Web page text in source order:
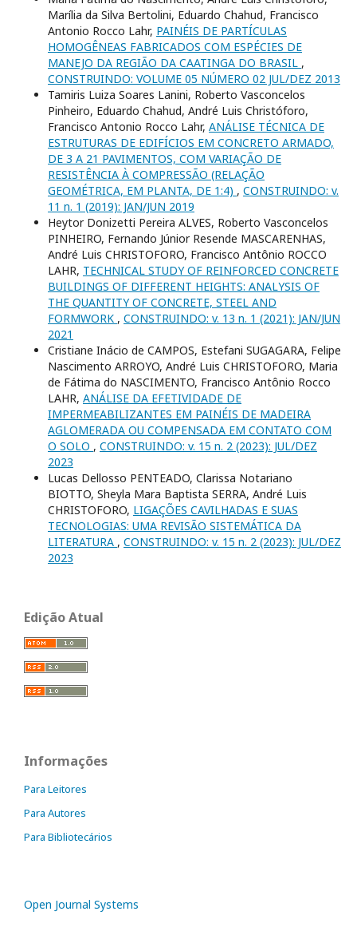
Marília da Silva Bertolini, Eduardo Chahud, Francisco
Antonio Rocco Lahr, PAINÉIS DE PARTÍCULAS
HOMOGÊNEAS FABRICADOS COM ESPÉCIES DE
MANEJO DA REGIÃO DA CAATINGA DO BRASIL ,
CONSTRUINDO: VOLUME 05 NÚMERO 02 JUL/DEZ 2013
Tamiris Luiza Soares Lanini, Roberto Vasconcelos
Pinheiro, Eduardo Chahud, André Luis Christóforo,
Francisco Antonio Rocco Lahr, ANÁLISE TÉCNICA DE
ESTRUTURAS DE EDIFÍCIOS EM CONCRETO ARMADO,
DE 3 A 21 PAVIMENTOS, COM VARIAÇÃO DE
RESISTÊNCIA À COMPRESSÃO (RELAÇÃO
GEOMÉTRICA, EM PLANTA, DE 1:4) , CONSTRUINDO: v.
11 n. 1 (2019): JAN/JUN 2019
Heytor Donizetti Pereira ALVES, Roberto Vasconcelos
PINHEIRO, Fernando Júnior Resende MASCARENHAS,
André Luis CHRISTOFORO, Francisco Antônio ROCCO
LAHR, TECHNICAL STUDY OF REINFORCED CONCRETE
BUILDINGS OF DIFFERENT HEIGHTS: ANALYSIS OF
THE QUANTITY OF CONCRETE, STEEL AND
FORMWORK , CONSTRUINDO: v. 13 n. 1 (2021): JAN/JUN
2021
Cristiane Inácio de CAMPOS, Estefani SUGAGARA, Felipe
Nascimento ARROYO, André Luis CHRISTOFORO, Maria
de Fátima do NASCIMENTO, Francisco Antônio Rocco
LAHR, ANÁLISE DA EFETIVIDADE DE
IMPERMEABILIZANTES EM PAINÉIS DE MADEIRA
AGLOMERADA OU COMPENSADA EM CONTATO COM
O SOLO , CONSTRUINDO: v. 15 n. 2 (2023): JUL/DEZ
2023
Lucas Dellosso PENTEADO, Clarissa Notariano
BIOTTO, Sheyla Mara Baptista SERRA, André Luis
CHRISTOFORO, LIGAÇÕES CAVILHADAS E SUAS
TECNOLOGIAS: UMA REVISÃO SISTEMÁTICA DA
LITERATURA , CONSTRUINDO: v. 15 n. 2 (2023): JUL/DEZ
2023
Edição Atual
Informações
Para Leitores
Para Autores
Para Bibliotecários
Open Journal Systems